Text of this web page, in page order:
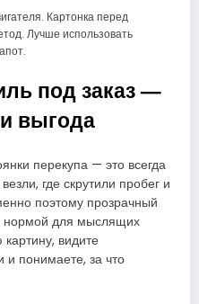
Картонка перед
Лучше использовать
под заказ —
выгода
перекупа — это всегда
где скрутили пробег и
поэтому прозрачный
нормой для мыслящих
видите
и понимаете, за что